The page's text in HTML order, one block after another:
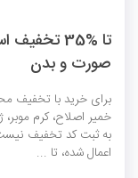
تا %35
صورت و بدن
برای خرید با تخفیف
خمیر اصلاح، کرم
به ثبتکد تخفیف
اعمال شده، تا ...